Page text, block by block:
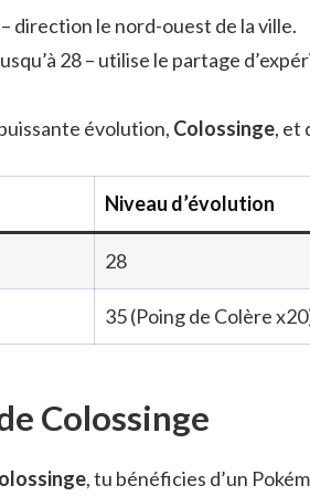
– direction le nord-ouest de la ville.
28 – utilise le partage
évolution, Colossinge, et
Niveau d’évolution
28
35 (Poing de Colère
Colossinge
, tu bénéficies d’un